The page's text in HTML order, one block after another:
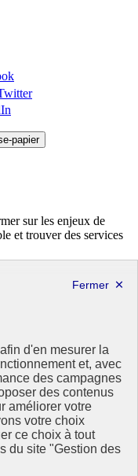
d'en mesurer la
et, avec
des campagnes
des contenus
améliorer votre
votre choix
ce choix à tout
du site "Gestion des
papier
sur les enjeux de
et trouver des services
Partenaire principal :